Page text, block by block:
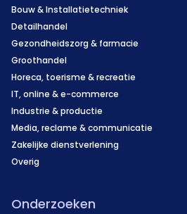
Bouw & Installatietechniek
Detailhandel
Gezondheidszorg & farmacie
Groothandel
Horeca, toerisme & recreatie
IT, online & e-commerce
Industrie & productie
Media, reclame & communicatie
Zakelijke dienstverlening
Overig
Onderzoeken